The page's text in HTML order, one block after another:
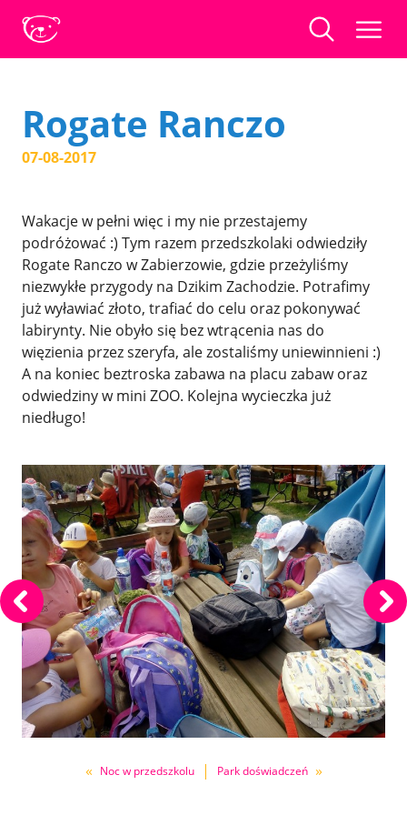
Rogate Ranczo
07-08-2017
Wakacje w pełni więc i my nie przestajemy
podróżować :) Tym razem przedszkolaki odwiedziły
Rogate Ranczo w Zabierzowie, gdzie przeżyliśmy
niezwykłe przygody na Dzikim Zachodzie. Potrafimy
już wyławiać złoto, trafiać do celu oraz pokonywać
labirynty. Nie obyło się bez wtrącenia nas do
więzienia przez szeryfa, ale zostaliśmy uniewinnieni :)
A na koniec beztroska zabawa na placu zabaw oraz
odwiedziny w mini ZOO. Kolejna wycieczka już
niedługo!
« Noc w przedszkolu | Park doświadczeń »